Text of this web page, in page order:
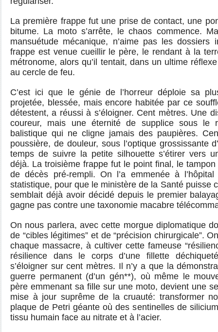
La première frappe fut une prise de contact, une
bitume. La moto s’arrête, le chaos commence.
mansuétude mécanique, n’aime pas les dossiers
frappe est venue cueillir le père, le rendant à la
métronome, alors qu’il tentait, dans un ultime
au cercle de feu.
C’est ici que le génie de l’horreur déploie sa
projetée, blessée, mais encore habitée par ce
détestent, a réussi à s’éloigner. Cent mètres. Une
coureur, mais une éternité de supplice sous le
balistique qui ne cligne jamais des paupières.
poussière, de douleur, sous l’optique grossissante
temps de suivre la petite silhouette s’étirer vers
déjà. La troisième frappe fut le point final, le
de décès pré-rempli. On l’a emmenée à
statistique, pour que le ministère de la Santé puisse
semblait déjà avoir décidé depuis le premier
gagne pas contre une taxonomie macabre
On nous parlera, avec cette morgue diplomatique
de “cibles légitimes” et de “précision chirurgicale”.
chaque massacre, à cultiver cette fameuse
résilience dans le corps d’une fillette
s’éloigner sur cent mètres. Il n’y a que la
guerre permanent (d’un gén**), où même le
père emmenant sa fille sur une moto, devient une
mise à jour suprême de la cruauté: transformer
plaque de Petri géante où des sentinelles de
tissu humain face au nitrate et à l’acier.